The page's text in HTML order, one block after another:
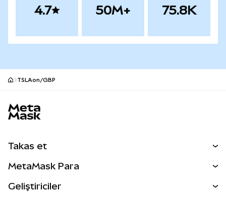
4.7 50M+ 75.8K
TSLAon/GBP
Takas et
Perps
MetaMask Para
Geliştiriciler